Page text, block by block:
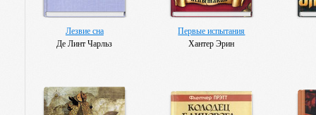
Лезвие сна
Де Линт Чарльз
Первые испытания
Хантер Эрин